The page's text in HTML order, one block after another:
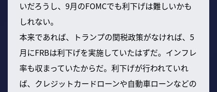
いだろうし、9月のFOMCでも利下げは難しいかも
しれない。
本来であれば、トランプの関税政策がなければ、5
月にFRBは利下げを実施していたはずだ。インフレ
率も収まっていたからだ。利下げが行われていれ
ば、クレジットカードローンや自動車ローンなどの